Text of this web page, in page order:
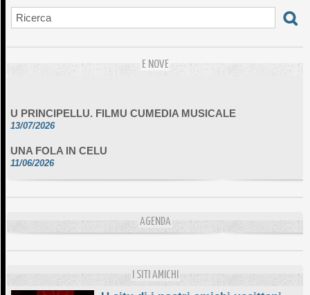
E NOVE
13/07/2026
11/06/2026
DA SCIMULÌ
AGENDA
I SITI AMICHI